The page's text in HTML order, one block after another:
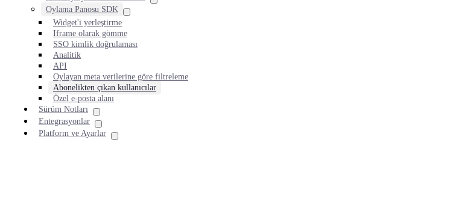
Oylama Panosu SDK
Widget'i yerleştirme
Iframe olarak gömme
SSO kimlik doğrulaması
Analitik
API
Oylayan meta verilerine göre filtreleme
Abonelikten çıkan kullanıcılar
Özel e-posta alanı
Sürüm Notları
Entegrasyonlar
Platform ve Ayarlar